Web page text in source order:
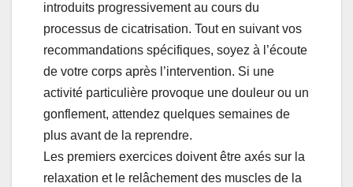
introduits progressivement au cours du
processus de cicatrisation. Tout en suivant vos
recommandations spécifiques, soyez à l’écoute
de votre corps après l’intervention. Si une
activité particulière provoque une douleur ou un
gonflement, attendez quelques semaines de
plus avant de la reprendre.
Les premiers exercices doivent être axés sur la
relaxation et le relâchement des muscles de la